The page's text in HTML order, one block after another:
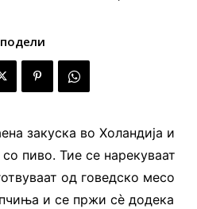
закуска во Холандија и
пиво. Тие се нарекуваат
од говедско месо
и се пржи сè додека